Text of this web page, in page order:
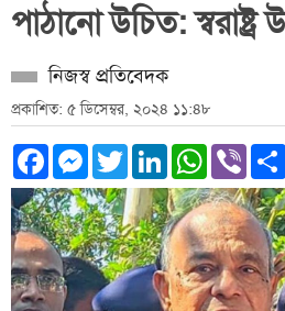
পাঠানো উচিত: স্বরাষ্ট্র
নিজস্ব প্রতিবেদক
প্রকাশিত: ৫ ডিসেম্বর, ২০২৪ ১১:৪৮
Facebook
Messenger
TwitterLinkedInViber